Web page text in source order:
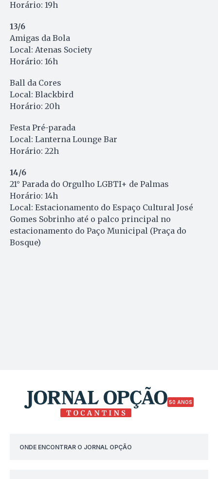
Horário: 19h
13/6
Amigas da Bola
Local: Atenas Society
Horário: 16h
Ball da Cores
Local: Blackbird
Horário: 20h
Festa Pré-parada
Local: Lanterna Lounge Bar
Horário: 22h
14/6
21° Parada do Orgulho LGBTI+ de Palmas
Horário: 14h
Local: Estacionamento do Espaço Cultural José
Gomes Sobrinho até o palco principal no
estacionamento do Paço Municipal (Praça do
Bosque)
50 ANOS
ONDE ENCONTRAR O JORNAL OPÇÃO